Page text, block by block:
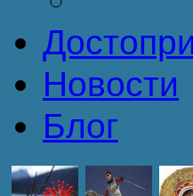
Новости
Блог